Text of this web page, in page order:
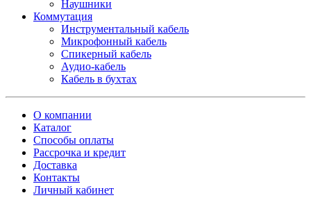
Наушники
Коммутация
Инструментальный кабель
Микрофонный кабель
Спикерный кабель
Аудио-кабель
Кабель в бухтах
О компании
Каталог
Способы оплаты
Рассрочка и кредит
Доставка
Контакты
Личный кабинет